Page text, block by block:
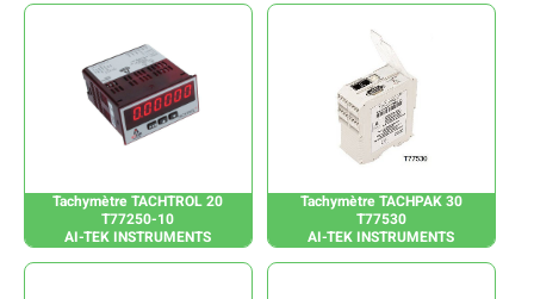
Tachymètre TACHTROL 20
T77250-10
AI-TEK INSTRUMENTS
Tachymètre TACHPAK 30
T77530
AI-TEK INSTRUMENTS